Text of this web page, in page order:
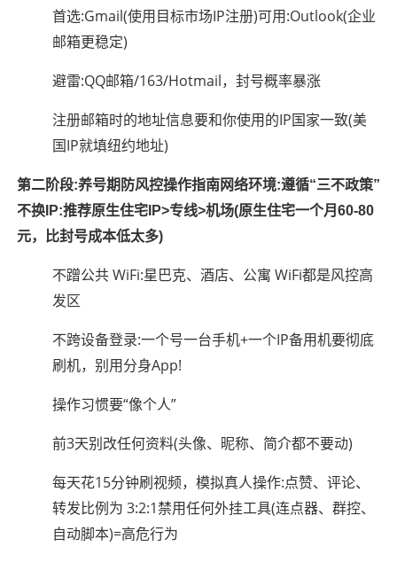
首选:Gmail(使用目标市场IP注册)可用:Outlook(企业
邮箱更稳定)
避雷:QQ邮箱/163/Hotmail，封号概率暴涨
注册邮箱时的地址信息要和你使用的IP国家一致(美
国IP就填纽约地址)
第二阶段:养号期防风控操作指南网络环境:遵循“三不政策”
不换IP:推荐原生住宅IP>专线>机场(原生住宅一个月60-80
元，比封号成本低太多)
不蹭公共 WiFi:星巴克、酒店、公寓 WiFi都是风控高
发区
不跨设备登录:一个号一台手机+一个IP备用机要彻底
刷机，别用分身App!
操作习惯要“像个人”
前3天别改任何资料(头像、昵称、简介都不要动)
每天花15分钟刷视频，模拟真人操作:点赞、评论、
转发比例为 3:2:1禁用任何外挂工具(连点器、群控、
自动脚本)=高危行为